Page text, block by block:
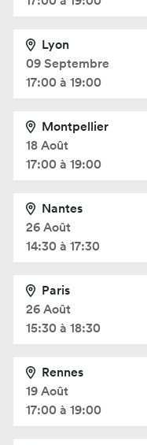
Lyon
09 Septembre
17:00 à 19:00
Montpellier
18 Août
17:00 à 19:00
Nantes
26 Août
14:30 à 17:30
Paris
26 Août
15:30 à 18:30
Rennes
19 Août
17:00 à 19:00